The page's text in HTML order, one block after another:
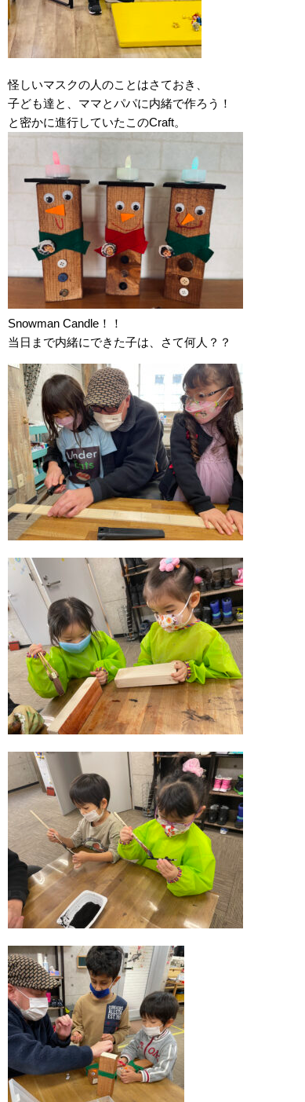
怪しいマスクの人のことはさておき、
子ども達と、ママとパパに内緒で作ろう！
と密かに進行していたこのCraft。
Snowman Candle！！
当日まで内緒にできた子は、さて何人？？